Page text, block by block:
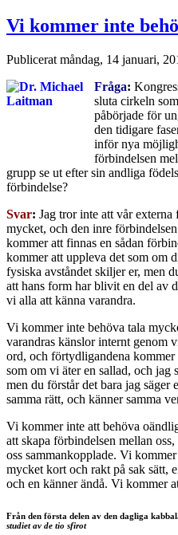
Vi kommer inte
Publicerat måndag, 14 januari,
Fråga:
sluta cirkeln
påbörjade för
den tidigare
inför nya
förbindelsen
grupp se ut efter sin andliga
förbindelse?
Svar: Jag tror inte att vår
mycket, och den inre
kommer att finnas en sådan
kommer att uppleva det som om
fysiska avståndet skiljer er, men
att hans form har blivit en del av
vi alla att känna varandra.
Vi kommer inte behöva tala
varandras känslor internt genom
ord, och förtydligandena
som om vi äter en sallad, och jag
men du förstår det bara jag säger
samma rätt, och känner samma
Vi kommer inte att behöva
att skapa förbindelsen mellan
oss sammankopplade. Vi
mycket kort och rakt på sak sätt,
och en känner ändå. Vi kommer
Från den första delen av den dagliga
studiet av de tio sfirot